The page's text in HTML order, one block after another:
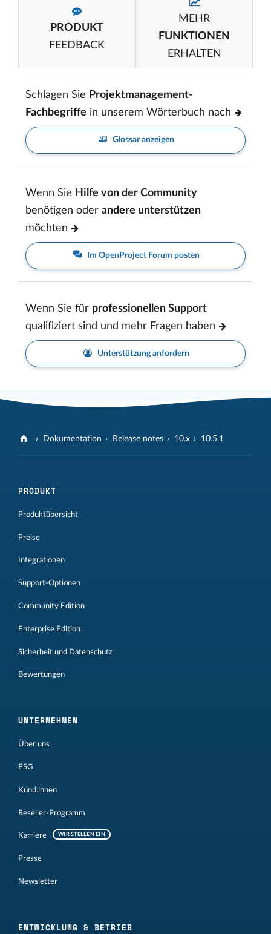
PRODUKT
FEEDBACK
MEHR
FUNKTIONEN
ERHALTEN
Schlagen Sie Projektmanagement-
Fachbegriffe in unserem Wörterbuch nach
Glossar anzeigen
Wenn Sie Hilfe von der Community
benötigen oder andere unterstützen
möchten
Im OpenProject Forum posten
Wenn Sie für professionellen Support
qualifiziert sind und mehr Fragen haben
Unterstützung anfordern
Dokumentation Release notes 10.x 10.5.1
PRODUKT
Produktübersicht
Preise
Integrationen
Support-Optionen
Community Edition
Enterprise Edition
Sicherheit und Datenschutz
Bewertungen
UNTERNEHMEN
Über uns
ESG
Kund:innen
Reseller-Programm
Karriere WIR STELLEN EIN
Presse
Newsletter
ENTWICKLUNG & BETRIEB